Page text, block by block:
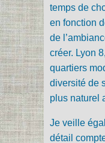
temps de
en fonction
de
créer. Lyon
quartiers
diversité de
plus naturel
Je veille
détail